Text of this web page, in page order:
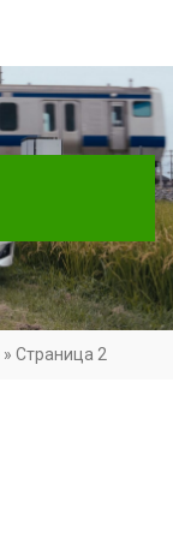
» Страница 2